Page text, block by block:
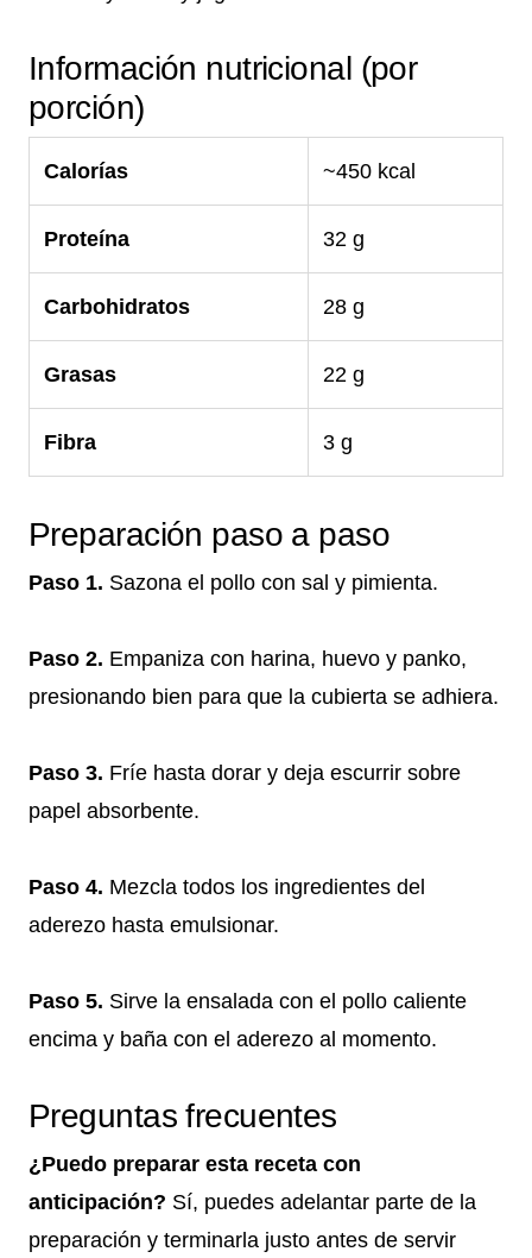
Información nutricional (por
porción)
Calorías ~450 kcal
Proteína 32 g
Carbohidratos 28 g
Grasas 22 g
Fibra 3 g
Preparación paso a paso
Paso 1. Sazona el pollo con sal y pimienta.
Paso 2. Empaniza con harina, huevo y panko,
presionando bien para que la cubierta se adhiera.
Paso 3. Fríe hasta dorar y deja escurrir sobre
papel absorbente.
Paso 4. Mezcla todos los ingredientes del
aderezo hasta emulsionar.
Paso 5. Sirve la ensalada con el pollo caliente
encima y baña con el aderezo al momento.
Preguntas frecuentes
¿Puedo preparar esta receta con
anticipación? Sí, puedes adelantar parte de la
preparación y terminarla justo antes de servir